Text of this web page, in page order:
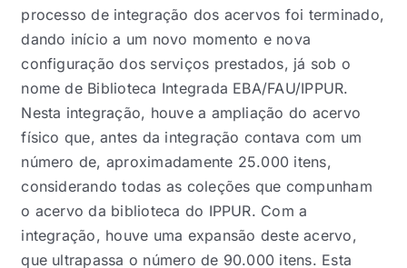
processo de integração dos acervos foi terminado,
dando início a um novo momento e nova
configuração dos serviços prestados, já sob o
nome de Biblioteca Integrada EBA/FAU/IPPUR.
Nesta integração, houve a ampliação do acervo
físico que, antes da integração contava com um
número de, aproximadamente 25.000 itens,
considerando todas as coleções que compunham
o acervo da biblioteca do IPPUR. Com a
integração, houve uma expansão deste acervo,
que ultrapassa o número de 90.000 itens. Esta